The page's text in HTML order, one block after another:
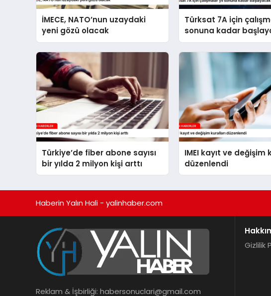
İMECE, NATO’nun uzaydaki
yeni gözü olacak
Türksat 7A için
sonuna kadar
Türkiye’de fiber abone sayısı
bir yılda 2 milyon kişi arttı
IMEI kayıt ve değişim
düzenlendi
Haberin Yalın Hali - yalinhaber.com
Reklam & İşbirliği: habersonuclari@gmail.com
Gizlilik